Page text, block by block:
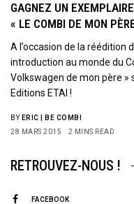
GAGNEZ UN
« LE COMBI DE MON
A l’occasion de la réédition
introduction au monde du
Volkswagen de mon père »
Editions ETAI !
BY ERIC | BE COMBI
28 MARS 2015
2 MINS READ
RETROUVEZ-NOUS !
FACEBOOK